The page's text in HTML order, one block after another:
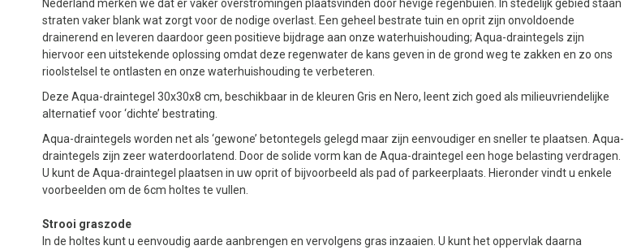
Nederland merken we dat er vaker overstromingen plaatsvinden door hevige regenbuien. In stedelijk gebied staan
straten vaker blank wat zorgt voor de nodige overlast. Een geheel bestrate tuin en oprit zijn onvoldoende
drainerend en leveren daardoor geen positieve bijdrage aan onze waterhuishouding; Aqua-draintegels zijn
hiervoor een uitstekende oplossing omdat deze regenwater de kans geven in de grond weg te zakken en zo ons
rioolstelsel te ontlasten en onze waterhuishouding te verbeteren.
Deze Aqua-draintegel 30x30x8 cm, beschikbaar in de kleuren Gris en Nero, leent zich goed als milieuvriendelijke
alternatief voor ‘dichte’ bestrating.
Aqua-draintegels worden net als ‘gewone’ betontegels gelegd maar zijn eenvoudiger en sneller te plaatsen. Aqua-
draintegels zijn zeer waterdoorlatend. Door de solide vorm kan de Aqua-draintegel een hoge belasting verdragen.
U kunt de Aqua-draintegel plaatsen in uw oprit of bijvoorbeeld als pad of parkeerplaats. Hieronder vindt u enkele
voorbeelden om de 6cm holtes te vullen.
Strooi graszode
In de holtes kunt u eenvoudig aarde aanbrengen en vervolgens gras inzaaien. U kunt het oppervlak daarna